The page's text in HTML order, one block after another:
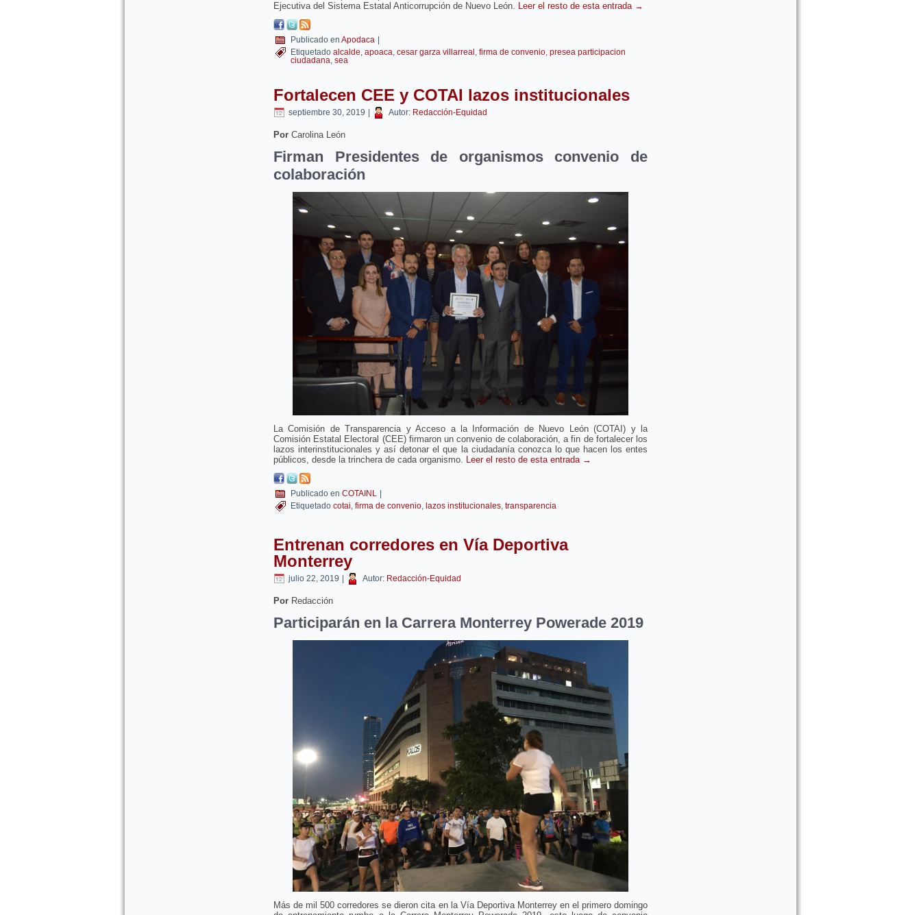
Ejecutiva del Sistema Estatal Anticorrupción de Nuevo León. Leer el resto de esta entrada →
Publicado en Apodaca
Etiquetado alcalde, apoaca, cesar garza villarreal , firma de convenio, presea participacion
ciudadana, sea
Fortalecen CEE y COTAI lazos institucionales
septiembre 30, 2019 Autor: Redacción-Equidad
Por Carolina León
Firman Presidentes de organismos convenio de
colaboración
La Comisión de Transparencia y Acceso a la Información de Nuevo León (COTAI) y la
Comisión Estatal Electoral (CEE) firmaron un convenio de colaboración, a fin de fortalecer los
lazos interinstitucionales y así detonar el que la ciudadanía conozca lo que hacen los entes
públicos, desde la trinchera de cada organismo.
Leer el resto de esta entrada →
Publicado en COTAINL
|
Etiquetado cotai firma de convenio lazos institucionales transparencia
Entrenan corredores en Vía Deportiva
Monterrey
julio 22, 2019 | Autor: Redacción-Equidad
Por Redacción
Participarán en la Carrera Monterrey Powerade 2019
Más de mil 500 corredores se dieron cita en la Vía Deportiva Monterrey en el primero domingo